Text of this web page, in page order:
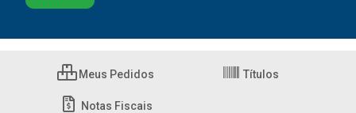
Meus Pedidos Títulos
Notas Fiscais